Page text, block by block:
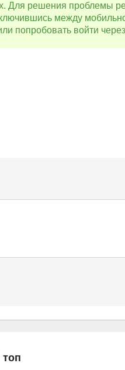
Для решения проблемы
между
попробовать войти